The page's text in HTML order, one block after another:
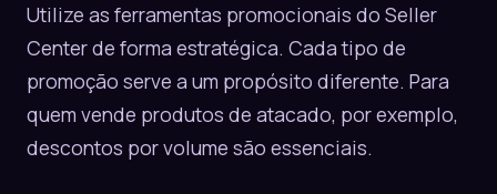
Utilize as ferramentas promocionais do Seller
Center de forma estratégica. Cada tipo de
promoção serve a um propósito diferente. Para
quem vende produtos de atacado, por exemplo,
descontos por volume são essenciais.